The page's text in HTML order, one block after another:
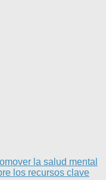
la salud mental
los recursos clave